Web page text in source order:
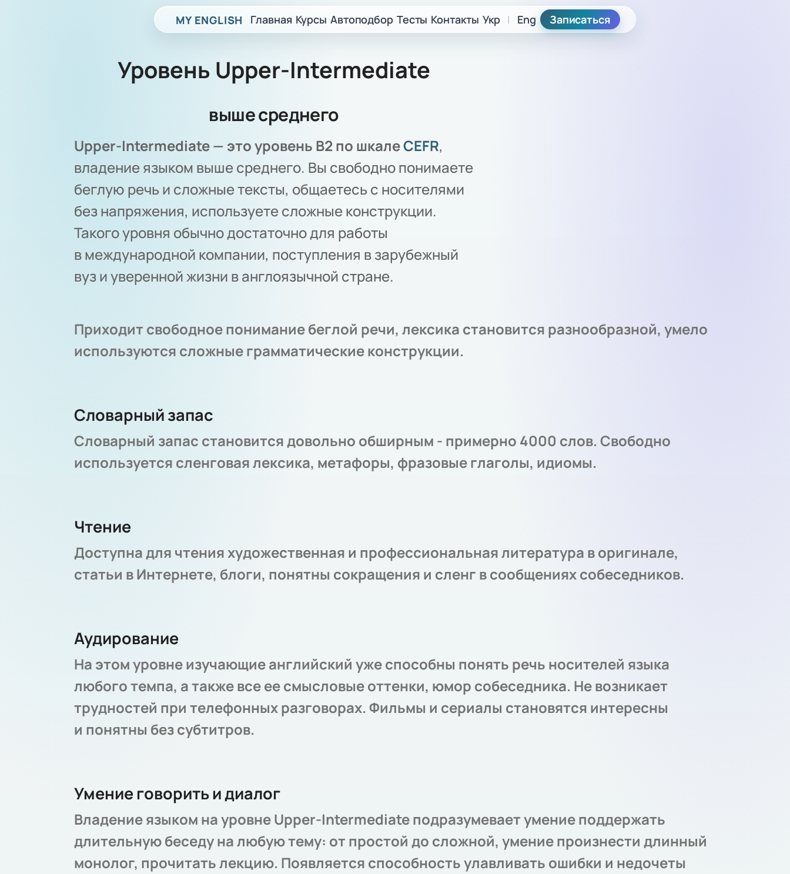
MY ENGLISH Главная Курсы Автоподбор Тесты Контакты Укр | Eng Записаться
Уровень Upper-Intermediate
выше среднего
Upper-Intermediate — это уровень B2 по шкалеCEFR,
владение языком выше среднего. Вы свободно понимаете
беглую речь и сложные тексты, общаетесь с носителями
без напряжения, используете сложные конструкции.
Такого уровня обычно достаточно для работы
в международной компании, поступления в зарубежный
вуз и уверенной жизни в англоязычной стране.
Приходит свободное понимание беглой речи, лексика становится разнообразной, умело
используются сложные грамматические конструкции.
Словарный запас
Словарный запас становится довольно обширным - примерно 4000 слов. Свободно
используется сленговая лексика, метафоры, фразовые глаголы, идиомы.
Чтение
Доступна для чтения художественная и профессиональная литература в оригинале,
статьи в Интернете, блоги, понятны сокращения и сленг в сообщениях собеседников.
Аудирование
На этом уровне изучающие английский уже способны понять речь носителей языка
любого темпа, а также все ее смысловые оттенки, юмор собеседника. Не возникает
трудностей при телефонных разговорах. Фильмы и сериалы становятся интересны
и понятны без субтитров.
Умение говорить и диалог
Владение языком на уровне Upper-Intermediate подразумевает умение поддержать
длительную беседу на любую тему: от простой до сложной, умение произнести длинный
монолог, прочитать лекцию. Появляется способность улавливать ошибки и недочеты